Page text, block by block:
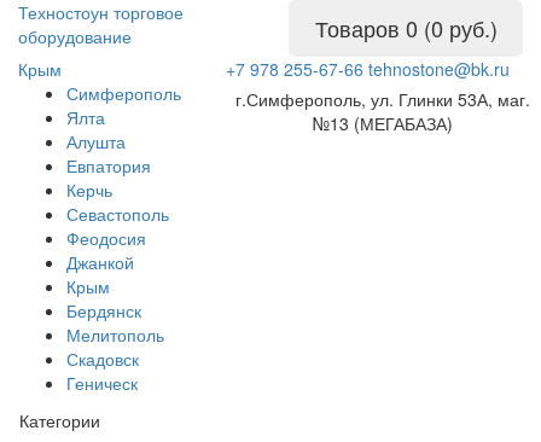
Техностоун торговое
оборудование
Товаров 0 (0 руб.)
Крым
Симферополь
Ялта
Алушта
Евпатория
Керчь
Севастополь
Феодосия
Джанкой
Крым
Бердянск
Мелитополь
Скадовск
Геническ
+7 978 255-67-66 tehnostone@bk.ru
г.Симферополь, ул. Глинки 53А, маг.
№13 (МЕГАБАЗА)
Категории